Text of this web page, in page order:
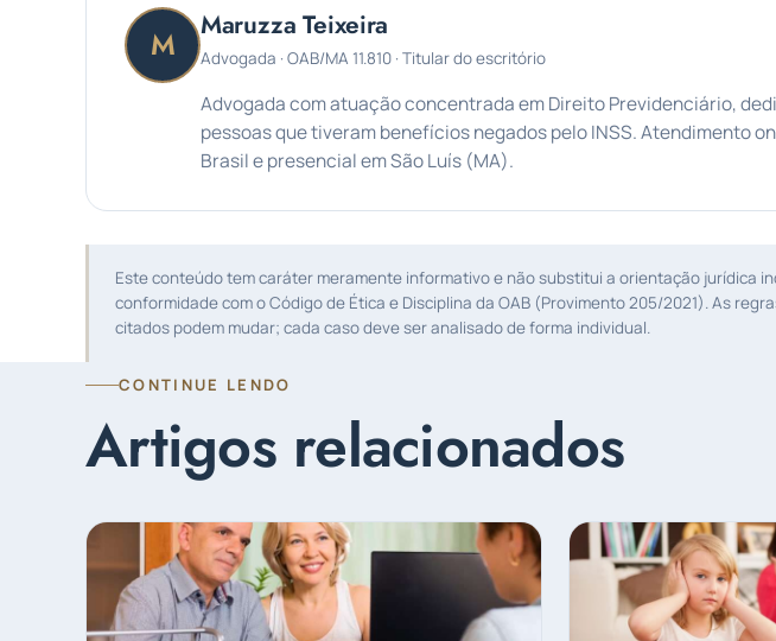
M Maruzza Teixeira
Advogada · OAB/MA 11.810 · Titular do escritório
Advogada com atuação concentrada em Direito Previdenciário,
pessoas que tiveram benefícios negados pelo INSS. Atendimento
Brasil e presencial em São Luís (MA).
Este conteúdo tem caráter meramente informativo e não substitui a orientação jurídica
conformidade com o Código de Ética e Disciplina da OAB (Provimento 205/2021). As
citados podem mudar; cada caso deve ser analisado de forma individual.
CONTINUE LENDO
Artigos relacionados